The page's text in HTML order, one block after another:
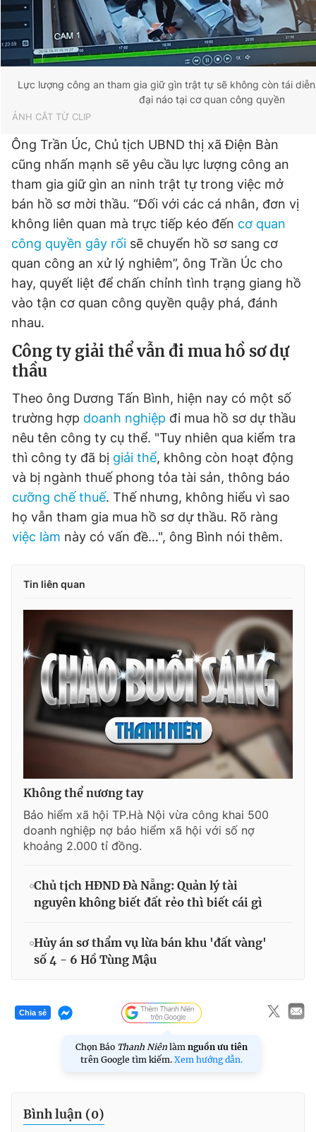
Lực lượng công an tham gia giữ gìn trật tự sẽ không còn tái
đại náo tại cơ quan công quyền
ẢNH CẮT TỪ CLIP
Ông Trần Úc, Chủ tịch UBND thị xã Điện Bàn
cũng nhấn mạnh sẽ yêu cầu lực lượng công an
tham gia giữ gìn an ninh trật tự trong việc mở
bán hồ sơ mời thầu. “Đối với các cá nhân, đơn vị
không liên quan mà trực tiếp kéo đến cơ quan
công quyền gây rối sẽ chuyển hồ sơ sang cơ
quan công an xử lý nghiêm”, ông Trần Úc cho
hay, quyết liệt để chấn chỉnh tình trạng giang hồ
vào tận cơ quan công quyền quậy phá, đánh
nhau.
Công ty giải thể vẫn đi mua hồ sơ dự
thầu
Theo ông Dương Tấn Bình, hiện nay có một số
trường hợp doanh nghiệp đi mua hồ sơ dự thầu
nêu tên công ty cụ thể. "Tuy nhiên qua kiểm tra
thì công ty đã bị giải thể, không còn hoạt động
và bị ngành thuế phong tỏa tài sản, thông báo
cưỡng chế thuế. Thế nhưng, không hiểu vì sao
họ vẫn tham gia mua hồ sơ dự thầu. Rõ ràng
việc làm này có vấn đề…", ông Bình nói thêm.
Tin liên quan
Không thể nương tay
Bảo hiểm xã hội TP.Hà Nội vừa công khai 500
doanh nghiệp nợ bảo hiểm xã hội với số nợ
khoảng 2.000 tỉ đồng.
Chủ tịch HĐND Đà Nẵng: Quản lý tài
nguyên không biết đất rẻo thì biết cái gì
Hủy án sơ thẩm vụ lừa bán khu 'đất vàng'
số 4 - 6 Hồ Tùng Mậu
Chia sẻ
Chọn Báo Thanh Niên làm nguồn ưu tiên
trên Google tìm kiếm. Xem hướng dẫn.
Bình luận (0)